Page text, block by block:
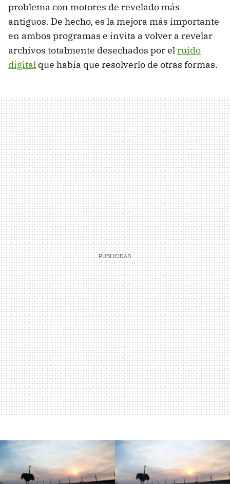
problema con motores de revelado más
antiguos. De hecho, es la mejora más importante
en ambos programas e invita a volver a revelar
archivos totalmente desechados por elruido
digital que había que resolverlo de otras formas.